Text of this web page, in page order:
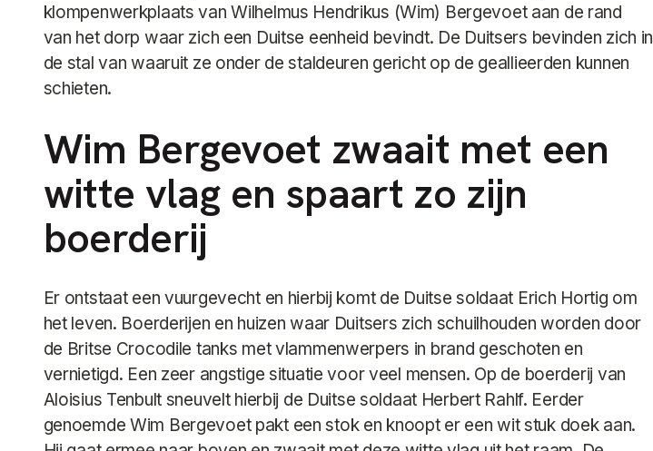
klompenwerkplaats van Wilhelmus Hendrikus (Wim) Bergevoet aan de rand
van het dorp waar zich een Duitse eenheid bevindt. De Duitsers bevinden zich in
de stal van waaruit ze onder de staldeuren gericht op de geallieerden kunnen
schieten.
Wim Bergevoet zwaait met een
witte vlag en spaart zo zijn
boerderij
Er ontstaat een vuurgevecht en hierbij komt de Duitse soldaat Erich Hortig om
het leven. Boerderijen en huizen waar Duitsers zich schuilhouden worden door
de Britse Crocodile tanks met vlammenwerpers in brand geschoten en
vernietigd. Een zeer angstige situatie voor veel mensen. Op de boerderij van
Aloisius Tenbult sneuvelt hierbij de Duitse soldaat Herbert Rahlf. Eerder
genoemde Wim Bergevoet pakt een stok en knoopt er een wit stuk doek aan.